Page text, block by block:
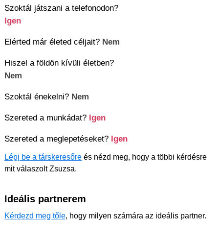
Szoktál játszani a telefonodon?
Igen
Elérted már életed céljait? Nem
Hiszel a földön kívüli életben?
Nem
Szoktál énekelni? Nem
Szereted a munkádat? Igen
Szereted a meglepetéseket? Igen
Lépj be a társkeresőre és nézd meg, hogy a többi kérdésre
mit válaszolt Zsuzsa.
Ideális partnerem
Kérdezd meg tőle, hogy milyen számára az ideális partner.